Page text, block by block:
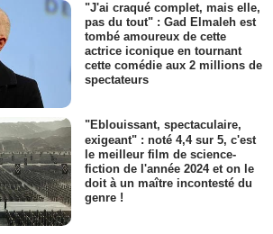
"J'ai craqué complet, mais elle,
pas du tout" : Gad Elmaleh est
tombé amoureux de cette
actrice iconique en tournant
cette comédie aux 2 millions de
spectateurs
"Eblouissant, spectaculaire,
exigeant" : noté 4,4 sur 5, c'est
le meilleur film de science-
fiction de l'année 2024 et on le
doit à un maître incontesté du
genre !